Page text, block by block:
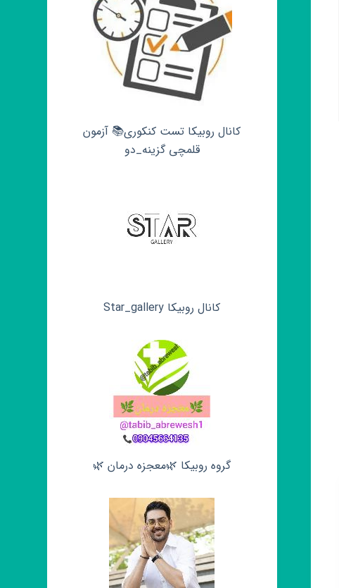
کانال روبیکا تست کنکوری📚 آزمون
قلمچی‌‌ گزینه_دو
کانال روبیکا Star_gallery
گروه روبیکا 🌿معجزه درمان 🌿